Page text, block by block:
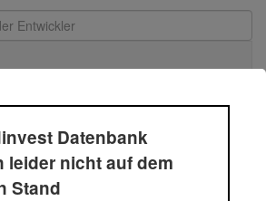
Toggle
Solaranlage -
Datenbank
leider nicht auf dem
Stand